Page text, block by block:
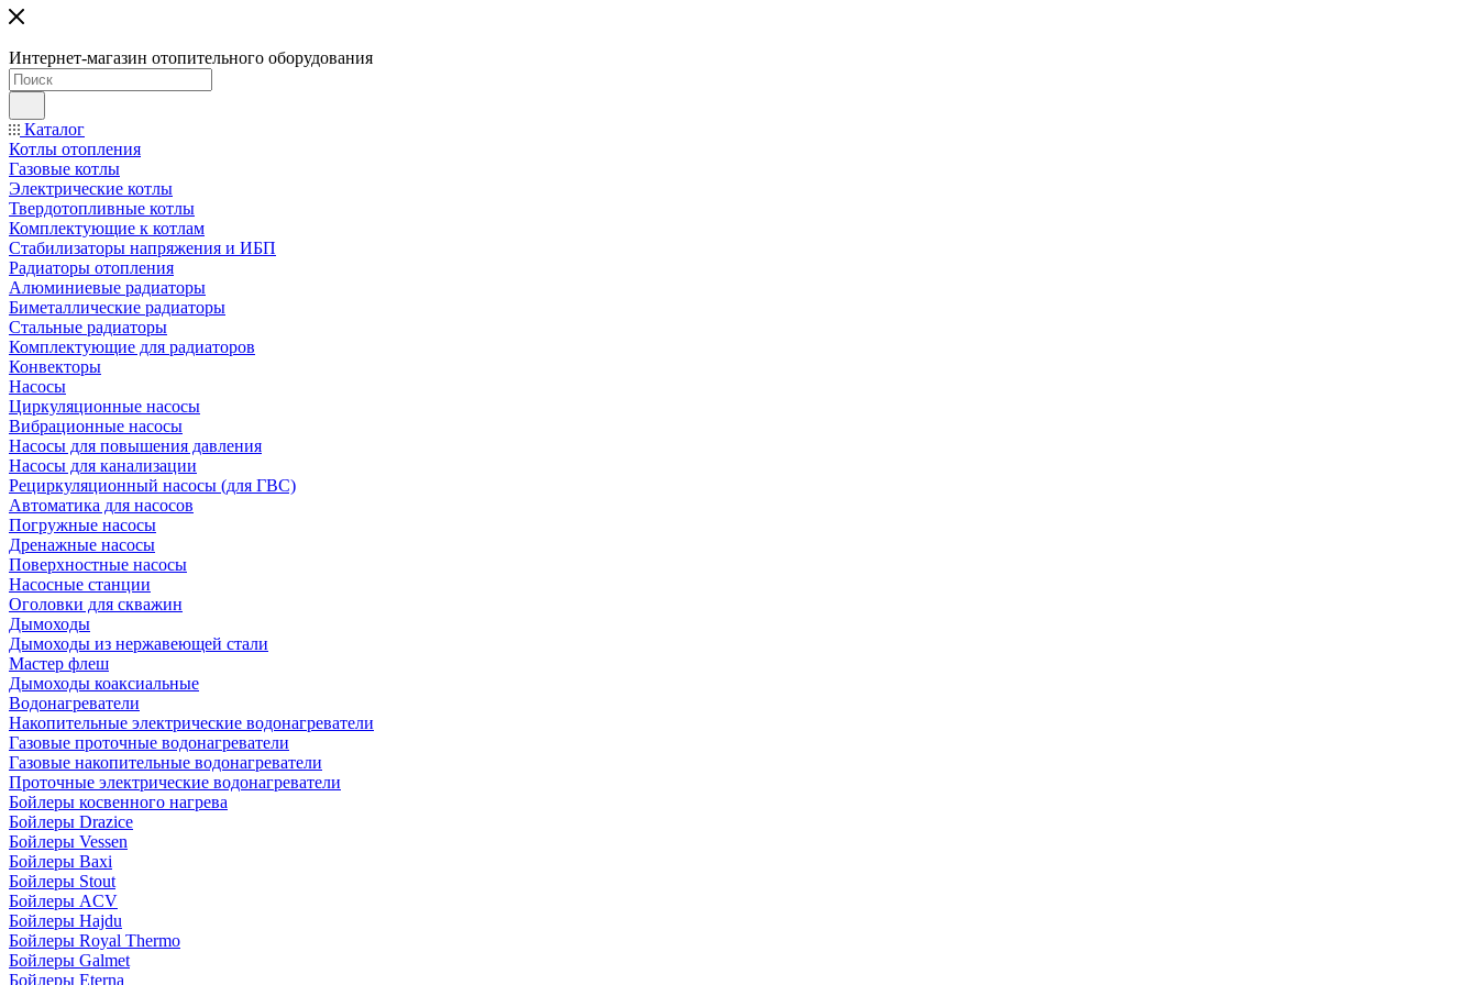
Интернет-магазин отопительного оборудования
Каталог
Котлы отопления
Газовые котлы
Электрические котлы
Твердотопливные котлы
Комплектующие к котлам
Стабилизаторы напряжения и ИБП
Радиаторы отопления
Алюминиевые радиаторы
Биметаллические радиаторы
Стальные радиаторы
Комплектующие для радиаторов
Конвекторы
Насосы
Циркуляционные насосы
Вибрационные насосы
Насосы для повышения давления
Насосы для канализации
Рециркуляционный насосы (для ГВС)
Автоматика для насосов
Погружные насосы
Дренажные насосы
Поверхностные насосы
Насосные станции
Оголовки для скважин
Дымоходы
Дымоходы из нержавеющей стали
Мастер флеш
Дымоходы коаксиальные
Водонагреватели
Накопительные электрические водонагреватели
Газовые проточные водонагреватели
Газовые накопительные водонагреватели
Проточные электрические водонагреватели
Бойлеры косвенного нагрева
Бойлеры Drazice
Бойлеры Vessen
Бойлеры Baxi
Бойлеры Stout
Бойлеры ACV
Бойлеры Hajdu
Бойлеры Royal Thermo
Бойлеры Galmet
Бойлеры Eterna